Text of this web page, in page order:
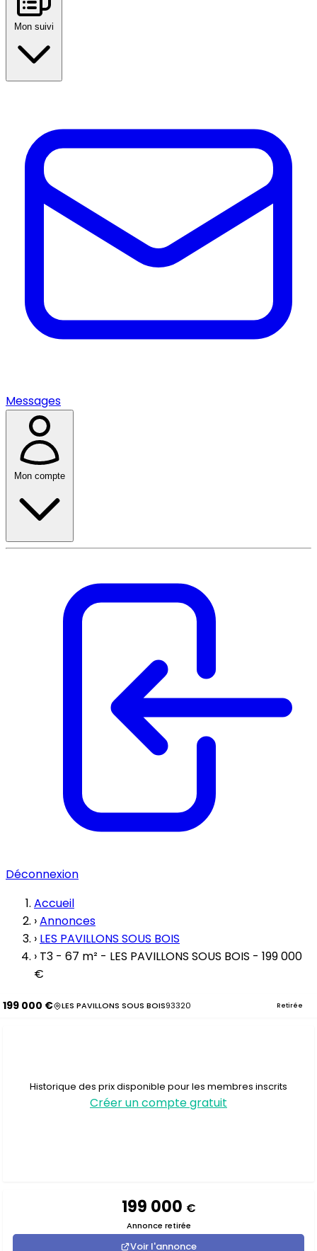
Mon suivi
Messages
Mon compte
Déconnexion
Accueil
›Annonces
› LES PAVILLONS SOUS BOIS
› T3 - 67 m² - LES PAVILLONS SOUS BOIS - 199 000
€
199 000 € LES PAVILLONS SOUS BOIS93320 Retirée
Historique des prix disponible pour les membres inscrits
Créer un compte gratuit
199 000 €
Annonce retirée
Voir l'annonce